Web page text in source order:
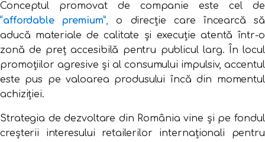
Conceptul promovat de companie este cel de
“affordable premium”, o direcție care încearcă să
aducă materiale de calitate și execuție atentă într-o
zonă de preț accesibilă pentru publicul larg. În locul
promoțiilor agresive și al consumului impulsiv, accentul
este pus pe valoarea produsului încă din momentul
achiziției.
Strategia de dezvoltare din România vine și pe fondul
creșterii interesului retailerilor internaționali pentru